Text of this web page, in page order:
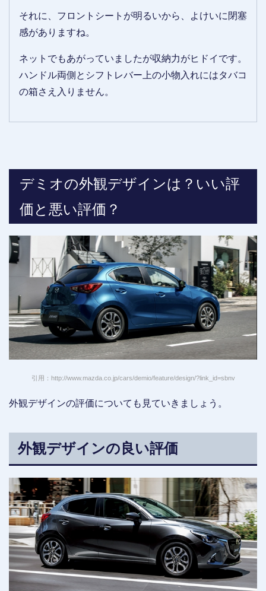
それに、フロントシートが明るいから、よけいに閉塞
感がありますね。
ネットでもあがっていましたが収納力がヒドイです。
ハンドル両側とシフトレバー上の小物入れにはタバコ
の箱さえ入りません。
デミオの外観デザインは？いい評
価と悪い評価？
引用：http://www.mazda.co.jp/cars/demio/feature/design/?link_id=sbnv
外観デザインの評価についても見ていきましょう。
外観デザインの良い評価